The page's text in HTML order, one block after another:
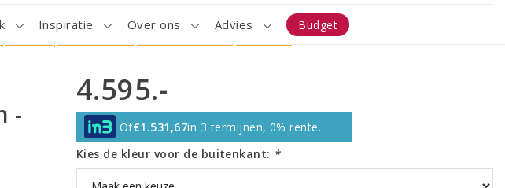
Inspiratie Over ons Advies
Budget
to open deuren - open vakken - 5cm plank dikte
-
4.595.-
Of€1.531,67in 3 termijnen, 0% rente.
Kies de kleur voor de buitenkant: *